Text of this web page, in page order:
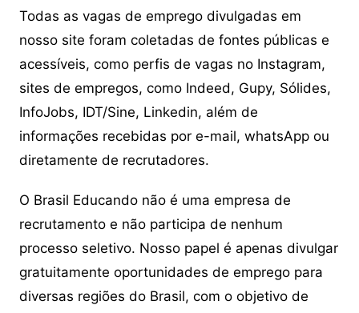
Todas as vagas de emprego divulgadas em
nosso site foram coletadas de fontes públicas e
acessíveis, como perfis de vagas no Instagram,
sites de empregos, como Indeed, Gupy, Sólides,
InfoJobs, IDT/Sine, Linkedin, além de
informações recebidas por e-mail, whatsApp ou
diretamente de recrutadores.
O Brasil Educando não é uma empresa de
recrutamento e não participa de nenhum
processo seletivo. Nosso papel é apenas divulgar
gratuitamente oportunidades de emprego para
diversas regiões do Brasil, com o objetivo de